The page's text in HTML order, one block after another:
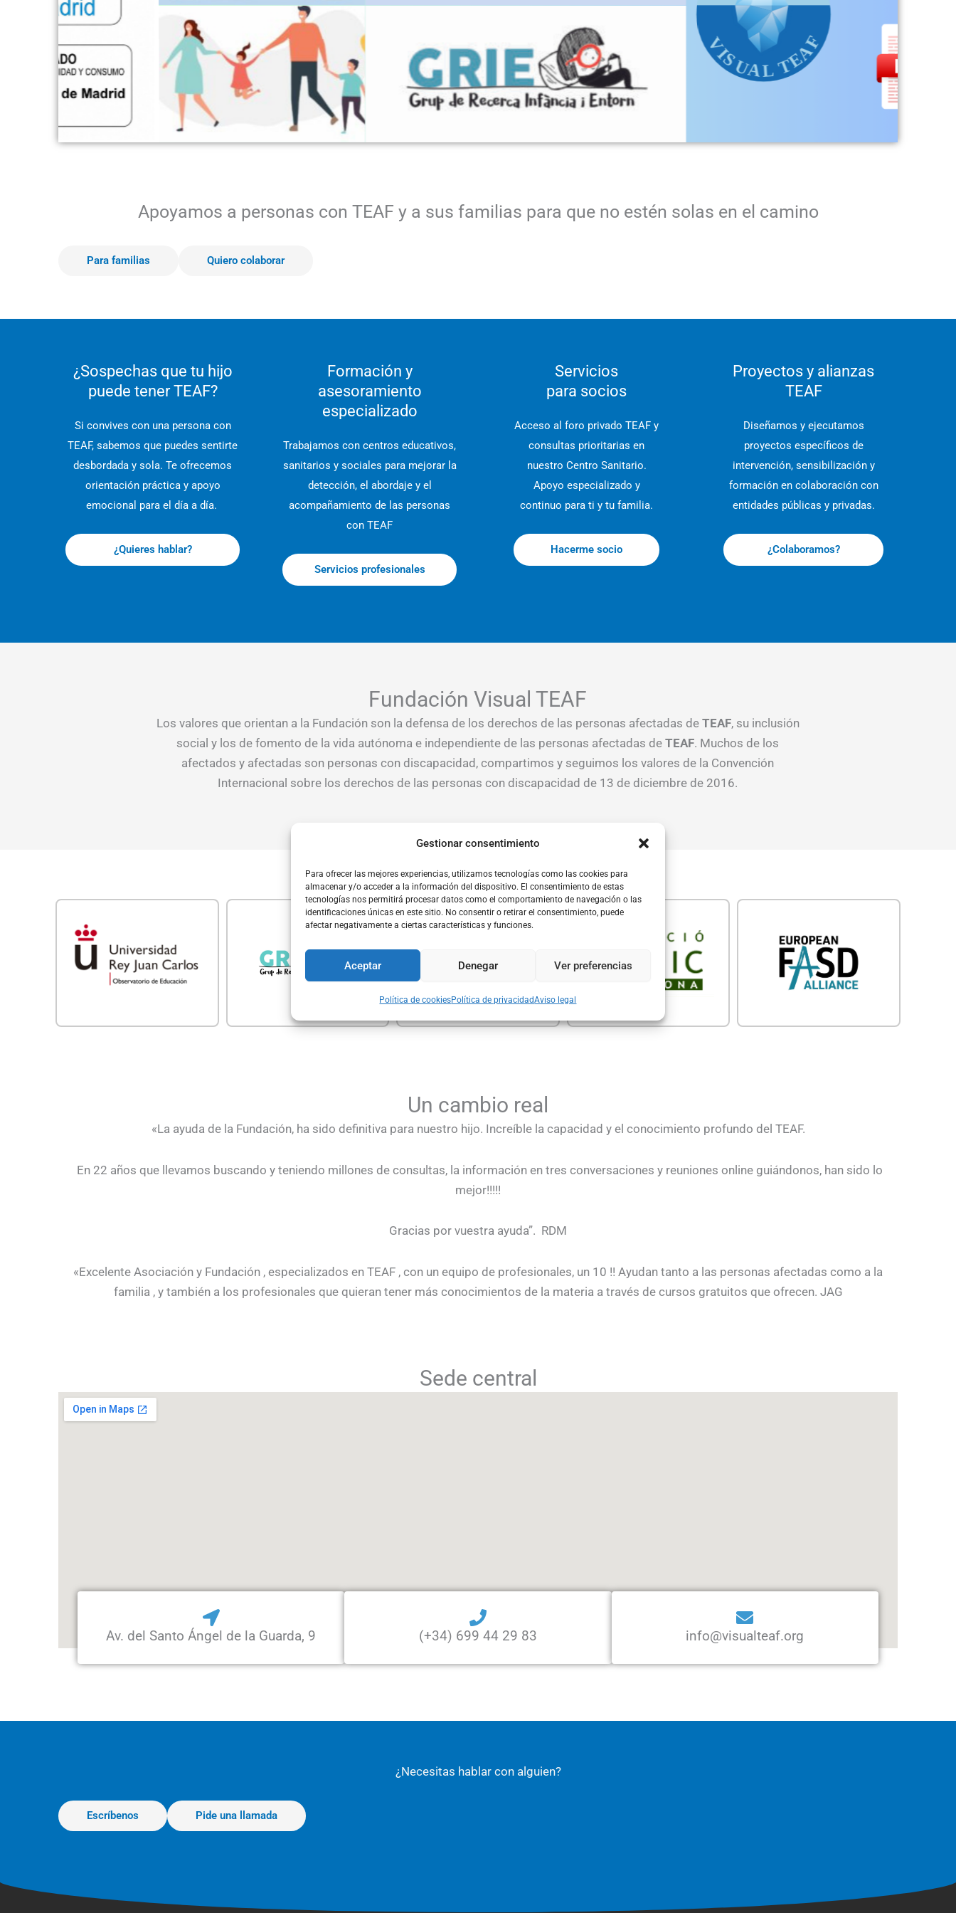
Gestionar consentimiento
Para ofrecer las mejores experiencias, utilizamos tecnologías como las cookies para
almacenar y/o acceder a la información del dispositivo. El consentimiento de estas
tecnologías nos permitirá procesar datos como el comportamiento de navegación o las
identificaciones únicas en este sitio. No consentir o retirar el consentimiento, puede
afectar negativamente a ciertas características y funciones.
Aceptar Denegar Ver preferencias
Política de cookiesPolítica de privacidadAviso legal
Apoyamos a personas con TEAF y a sus familias para que no estén solas en el camino
Para familias Quiero colaborar
¿Sospechas que tu hijo
puede tener TEAF?
Si convives con una persona con
TEAF, sabemos que puedes sentirte
desbordada y sola. Te ofrecemos
orientación práctica y apoyo
emocional para el día a día.
¿Quieres hablar?
Formación y
asesoramiento
especializado
Trabajamos con centros educativos,
sanitarios y sociales para mejorar la
detección, el abordaje y el
acompañamiento de las personas
con TEAF
Servicios profesionales
Servicios
para socios
Acceso al foro privado TEAF y
consultas prioritarias en
nuestro Centro Sanitario.
Apoyo especializado y
continuo para ti y tu familia.
Hacerme socio
Proyectos y alianzas
TEAF
Diseñamos y ejecutamos
proyectos específicos de
intervención, sensibilización y
formación en colaboración con
entidades públicas y privadas.
¿Colaboramos?
Fundación Visual TEAF
Los valores que orientan a la Fundación son la defensa de los derechos de las personas afectadas de TEAF, su inclusión
social y los de fomento de la vida autónoma e independiente de las personas afectadas deTEAF. Muchos de los
afectados y afectadas son personas con discapacidad, compartimos y seguimos los valores de la Convención
Internacional sobre los derechos de las personas con discapacidad de 13 de diciembre de 2016.
Colaboradores
Un cambio real
«La ayuda de la Fundación, ha sido definitiva para nuestro hijo. Increíble la capacidad y el conocimiento profundo del TEAF.
En 22 años que llevamos buscando y teniendo millones de consultas, la información en tres conversaciones y reuniones online guiándonos, han sido lo
mejor!!!!!
Gracias por vuestra ayuda”. RDM
«Excelente Asociación y Fundación , especializados en TEAF , con un equipo de profesionales, un 10 !! Ayudan tanto a las personas afectadas como a la
familia , y también a los profesionales que quieran tener más conocimientos de la materia a través de cursos gratuitos que ofrecen. JAG
Sede central
Av. del Santo Ángel de la Guarda, 9 (+34) 699 44 29 83 info@visualteaf.org
¿Necesitas hablar con alguien?
Escríbenos Pide una llamada